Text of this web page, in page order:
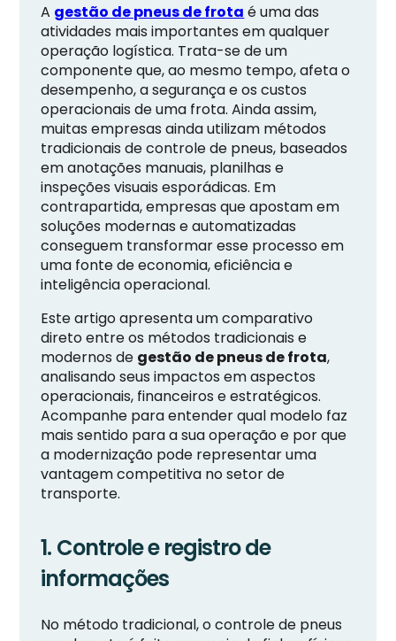
A gestão de pneus de frota é uma das
atividades mais importantes em qualquer
operação logística. Trata-se de um
componente que, ao mesmo tempo, afeta o
desempenho, a segurança e os custos
operacionais de uma frota. Ainda assim,
muitas empresas ainda utilizam métodos
tradicionais de controle de pneus, baseados
em anotações manuais, planilhas e
inspeções visuais esporádicas. Em
contrapartida, empresas que apostam em
soluções modernas e automatizadas
conseguem transformar esse processo em
uma fonte de economia, eficiência e
inteligência operacional.
Este artigo apresenta um comparativo
direto entre os métodos tradicionais e
modernos de gestão de pneus de frota,
analisando seus impactos em aspectos
operacionais, financeiros e estratégicos.
Acompanhe para entender qual modelo faz
mais sentido para a sua operação e por que
a modernização pode representar uma
vantagem competitiva no setor de
transporte.
1. Controle e registro de
informações
No método tradicional, o controle de pneus